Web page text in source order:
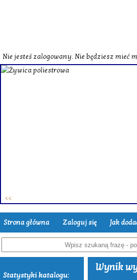
Nie jesteś zalogowany. Nie będziesz mieć
Strona główna Zaloguj się Jak
Statystyki katalogu:
Wynik